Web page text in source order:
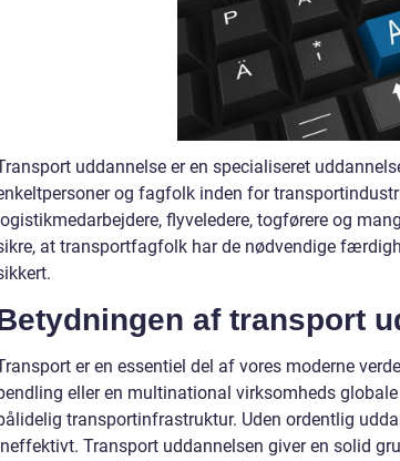
uddannelse er en specialiseret
og fagfolk inden for
flyveledere, togførere og
at transportfagfolk har de nødvendige
af transport
er en essentiel del af vores moderne
eller en multinational virksomheds
transportinfrastruktur. Uden ordentlig
Transport uddannelsen giver en solid